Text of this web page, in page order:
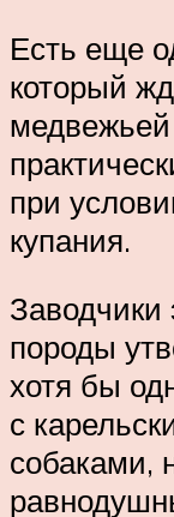
Есть еще
который
медвежьей
при
купания.
Заводчики
породы
хотя бы
с
собаками,